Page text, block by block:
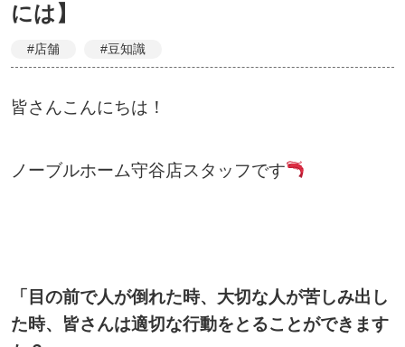
には】
#店舗 #豆知識
皆さんこんにちは！
ノーブルホーム守谷店スタッフです
「目の前で人が倒れた時、大切な人が苦しみ出し
た時、皆さんは適切な行動をとることができます